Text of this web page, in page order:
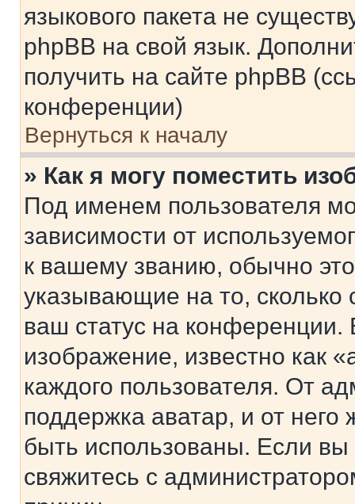
языкового пакета не
phpBB на свой язык.
получить на сайте phpBB
конференции)
Вернуться к началу
» Как я могу поместить
Под именем пользователя
зависимости от
к вашему званию, обычно это
указывающие на то,
ваш статус на
изображение, известно как
каждого пользователя. От
поддержка аватар, и от него
быть использованы. Если
свяжитесь с